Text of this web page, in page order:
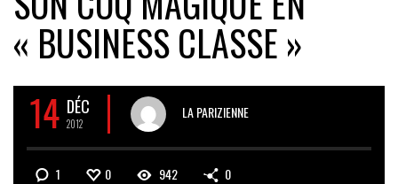
« BUSINESS CLASSE »
14 DÉC
2012
LA PARIZIENNE
1 0 942 0